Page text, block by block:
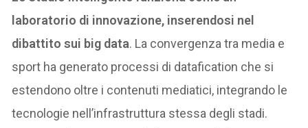
laboratorio di innovazione, inserendosi nel
dibattito sui big data. La convergenza tra media e
sport ha generato processi di datafication che si
estendono oltre i contenuti mediatici, integrando le
tecnologie nell’infrastruttura stessa degli stadi.